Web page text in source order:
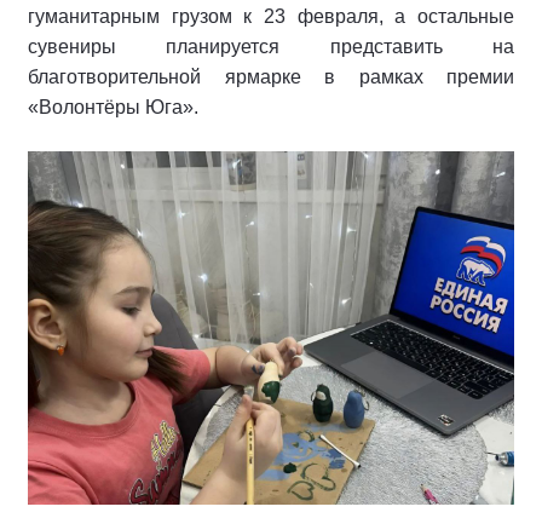
гуманитарным грузом к 23 февраля, а остальные
сувениры планируется представить на
благотворительной ярмарке в рамках премии
«Волонтёры Юга».